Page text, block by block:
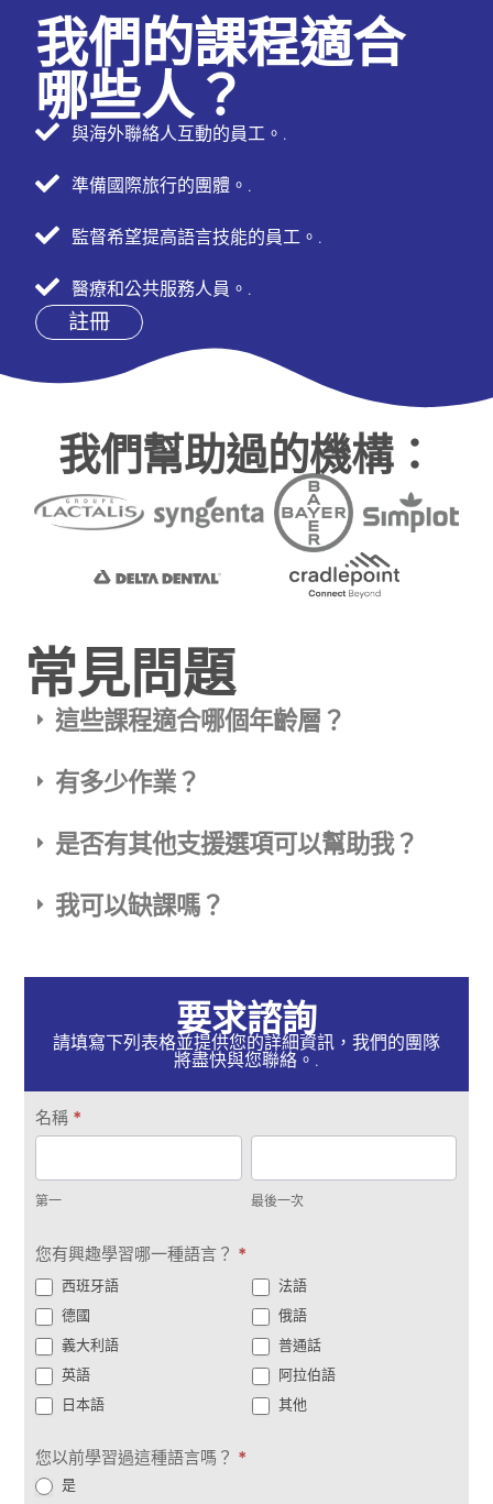
我們的課程適合
哪些人？
與海外聯絡人互動的員工。.
準備國際旅行的團體。.
監督希望提高語言技能的員工。.
醫療和公共服務人員。.
註冊
我們幫助過的機構：
常見問題
這些課程適合哪個年齡層？
有多少作業？
是否有其他支援選項可以幫助我？
我可以缺課嗎？
要求諮詢
請填寫下列表格並提供您的詳細資訊，我們的團隊
將盡快與您聯絡。.
取
得
聯
繫
名稱 *
一
第一
後
一
最後一次
您有興趣學習哪一種語言？ *
西班牙語
法語
德國
俄語
義大利語
普通話
英語
阿拉伯語
日本語
其他
您以前學習過這種語言嗎？ *
是